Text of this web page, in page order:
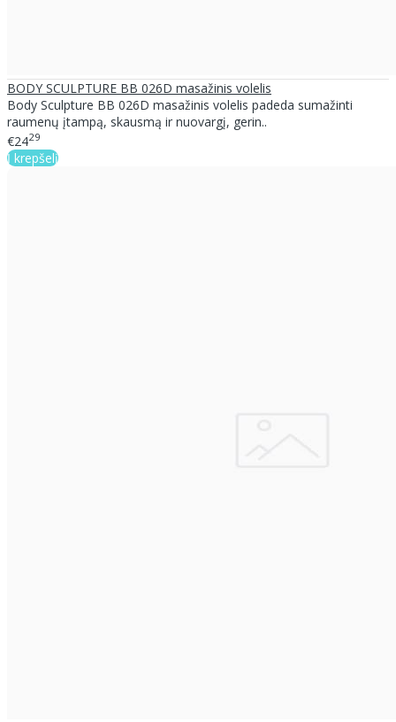
BODY SCULPTURE BB 026D masažinis volelis
Body Sculpture BB 026D masažinis volelis padeda sumažinti
raumenų įtampą, skausmą ir nuovargį, gerin..
€2429
Į krepšelį